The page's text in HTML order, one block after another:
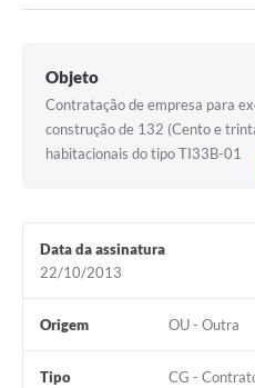
Serviços Online
Transparência
Editais
A Nossa Cidade
Objeto
Contratação de empresa para
construção de 132 (Cento e
habitacionais do tipo TI33B-01
Data da assinatura
22/10/2013
Origem OU - Outra
Tipo CG -